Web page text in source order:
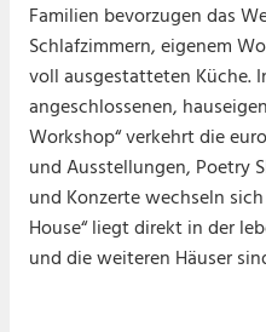
Copyright by
Familien bevorzugen das
Schlafzimmern, eigenem
voll ausgestatteten Küche.
angeschlossenen,
Workshop“ verkehrt die
und Ausstellungen, Poetry
und Konzerte wechseln
House“ liegt direkt in der
und die weiteren Häuser